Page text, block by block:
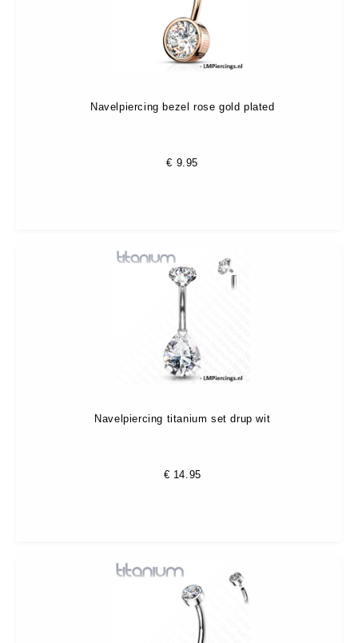
Navelpiercing bezel rose gold plated
€ 9.95
Navelpiercing titanium set drup wit
€ 14.95